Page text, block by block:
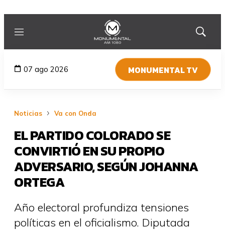
Menú
Mostrar
07 ago 2026 MONUMENTAL TV
Noticias Va con Onda
EL PARTIDO COLORADO SE
CONVIRTIÓ EN SU PROPIO
ADVERSARIO, SEGÚN JOHANNA
ORTEGA
Año electoral profundiza tensiones
políticas en el oficialismo. Diputada